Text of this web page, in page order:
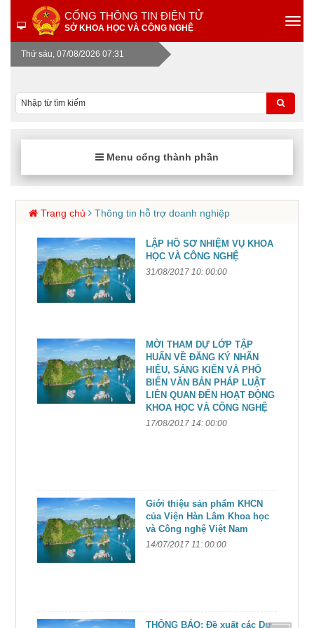
CỔNG THÔNG TIN ĐIỆN TỬ
SỞ KHOA HỌC VÀ CÔNG NGHỆ
Thứ sáu, 07/08/2026 07:31
Menu cổng thành phần
Trang chủ Thông tin hỗ trợ doanh nghiệp
LẬP HỒ SƠ NHIỆM VỤ KHOA
HỌC VÀ CÔNG NGHỆ
31/08/2017 10: 00:00
MỜI THAM DỰ LỚP TẬP
HUẤN VỀ ĐĂNG KÝ NHÃN
HIỆU, SÁNG KIẾN VÀ PHỔ
BIẾN VĂN BẢN PHÁP LUẬT
LIÊN QUAN ĐẾN HOẠT ĐỘNG
KHOA HỌC VÀ CÔNG NGHỆ
17/08/2017 14: 00:00
Giới thiệu sản phẩm KHCN
của Viện Hàn Lâm Khoa học
và Công nghệ Việt Nam
14/07/2017 11: 00:00
THÔNG BÁO: Đề xuất các Dự